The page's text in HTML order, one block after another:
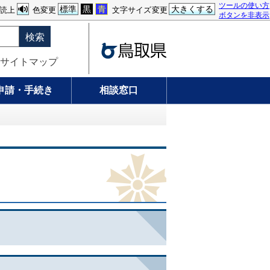
ツールの使い方
ボタンを非表示
文字サイズ変更 大きくする
色変更 標準 黒 青
上
検索
サイトマップ
請・手続き 相談窓口